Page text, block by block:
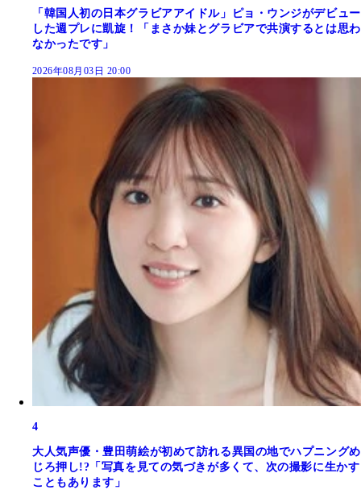
「韓国人初の日本グラビアアイドル」ピョ・ウンジがデビュー
した週プレに凱旋！「まさか妹とグラビアで共演するとは思わ
なかったです」
2026年08月03日 20:00
4
大人気声優・豊田萌絵が初めて訪れる異国の地でハプニングめ
じろ押し!?「写真を見ての気づきが多くて、次の撮影に生かす
こともあります」